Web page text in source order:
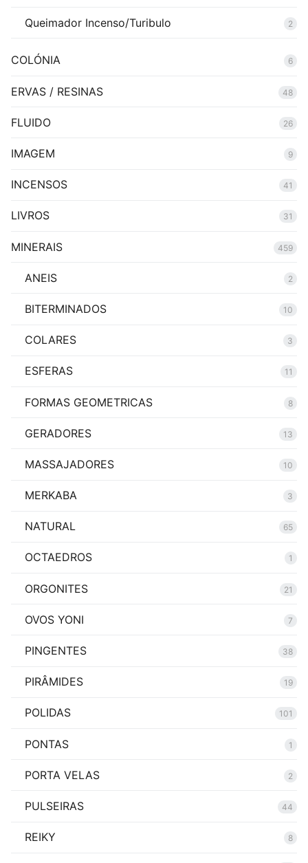
Queimador Incenso/Turibulo 2
COLÓNIA 6
ERVAS / RESINAS 48
FLUIDO 26
IMAGEM 9
INCENSOS 41
LIVROS 31
MINERAIS 459
ANEIS 2
BITERMINADOS 10
COLARES 3
ESFERAS 11
FORMAS GEOMETRICAS 8
GERADORES 13
MASSAJADORES 10
MERKABA 3
NATURAL 65
OCTAEDROS 1
ORGONITES 21
OVOS YONI 7
PINGENTES 38
PIRÂMIDES 19
POLIDAS 101
PONTAS 1
PORTA VELAS 2
PULSEIRAS 44
REIKY 8